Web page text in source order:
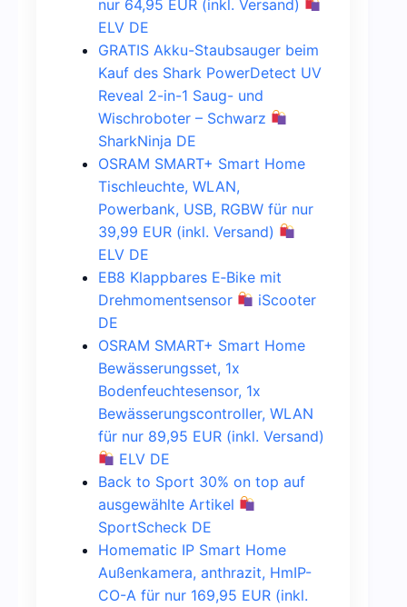
nur 64,95 EUR (inkl. Versand)
ELV DE
GRATIS Akku-Staubsauger beim
Kauf des Shark PowerDetect UV
Reveal 2-in-1 Saug- und
Wischroboter – Schwarz
SharkNinja DE
OSRAM SMART+ Smart Home
Tischleuchte, WLAN,
Powerbank, USB, RGBW für nur
39,99 EUR (inkl. Versand)
ELV DE
EB8 Klappbares E‑Bike mit
Drehmomentsensor
iScooter
DE
OSRAM SMART+ Smart Home
Bewässerungsset, 1x
Bodenfeuchtesensor, 1x
Bewässerungscontroller, WLAN
für nur 89,95 EUR (inkl. Versand)
ELV DE
Back to Sport 30% on top auf
ausgewählte Artikel
SportScheck DE
Homematic IP Smart Home
Außenkamera, anthrazit, HmIP-
CO-A für nur 169,95 EUR (inkl.